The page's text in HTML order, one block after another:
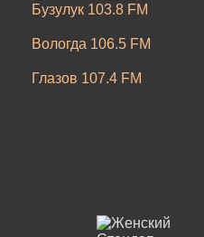
Бузулук 103.8 FM
Вологда 106.5 FM
Глазов 107.4 FM
Красноярск 100.3 FM